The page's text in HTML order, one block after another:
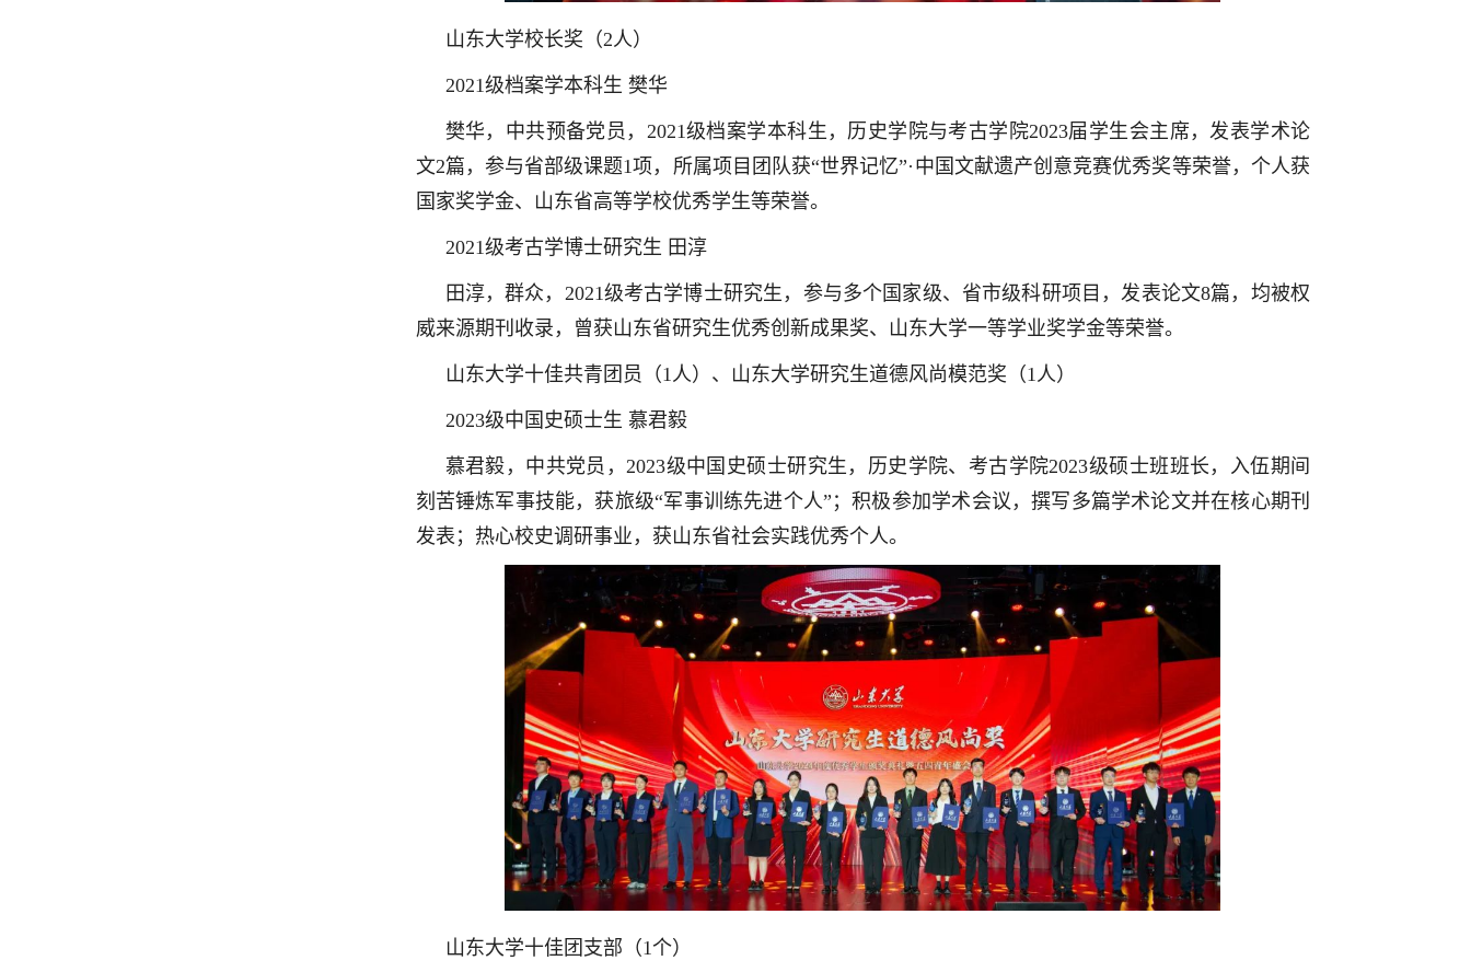
山东大学校长奖（2人）
2021级档案学本科生 樊华
樊华，中共预备党员，2021级档案学本科生，历史学院与考古学院2023届学生会主席，发表学术论
文2篇，参与省部级课题1项，所属项目团队获“世界记忆”·中国文献遗产创意竞赛优秀奖等荣誉，个人获
国家奖学金、山东省高等学校优秀学生等荣誉。
2021级考古学博士研究生 田淳
田淳，群众，2021级考古学博士研究生，参与多个国家级、省市级科研项目，发表论文8篇，均被权
威来源期刊收录，曾获山东省研究生优秀创新成果奖、山东大学一等学业奖学金等荣誉。
山东大学十佳共青团员（1人）、山东大学研究生道德风尚模范奖（1人）
2023级中国史硕士生 慕君毅
慕君毅，中共党员，2023级中国史硕士研究生，历史学院、考古学院2023级硕士班班长，入伍期间
刻苦锤炼军事技能，获旅级“军事训练先进个人”；积极参加学术会议，撰写多篇学术论文并在核心期刊
发表；热心校史调研事业，获山东省社会实践优秀个人。
山东大学十佳团支部（1个）